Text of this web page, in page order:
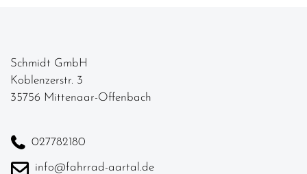
Schmidt GmbH
Koblenzerstr. 3
35756 Mittenaar-Offenbach
027782180
info@fahrrad-aartal.de